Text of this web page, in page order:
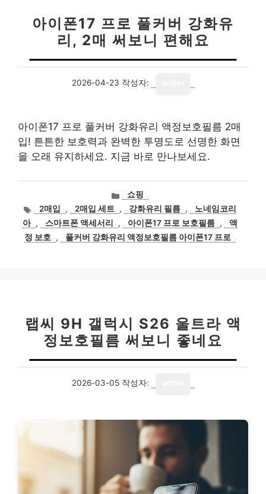
아이폰17 프로 풀커버 강화유
리, 2매 써보니 편해요
2026-04-23 작성자:
아이폰17 프로 풀커버 강화유리 액정보호필름 2매
입! 튼튼한 보호력과 완벽한 투명도로 선명한 화면
을 오래 유지하세요. 지금 바로 만나보세요.
카
테
고
리
쇼핑
태2매입 , 2매입 세트 , 강화유리 필름 ,
노네임코리
아 , 스마트폰 액세서리 , 아이폰17 프로 보호필름 ,
액
정 보호
, 풀커버 강화유리 액정보호필름 아이폰17 프로
랩씨 9H 갤럭시 S26 울트라 액
정보호필름 써보니 좋네요
2026-03-05 작성자: